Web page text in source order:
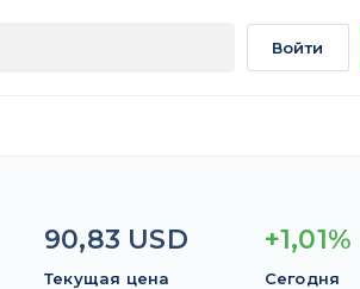
Войти
90,83 USD
Текущая цена
+1,01%
Сегодня